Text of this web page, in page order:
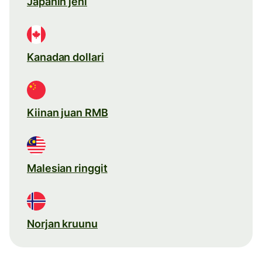
Kanadan dollari
Kiinan juan RMB
Malesian ringgit
Norjan kruunu